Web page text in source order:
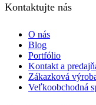
Kontaktujte nás
O nás
Blog
Portfólio
Kontakt a
Zákazková
Veľkoobchodná